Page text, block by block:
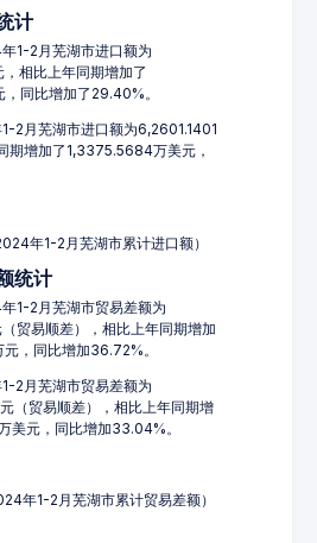
计
1-2月芜湖市进口额为
相比上年同期增加了
同比增加了29.40%。
2月芜湖市进口额为6,2601.1401
期增加了1,3375.5684万美元，
年1-2月芜湖市累计进口额）
统计
1-2月芜湖市贸易差额为
贸易顺差），相比上年同期增加
，同比增加36.72%。
2月芜湖市贸易差额为
（贸易顺差），相比上年同期增
美元，同比增加33.04%。
年1-2月芜湖市累计贸易差额）